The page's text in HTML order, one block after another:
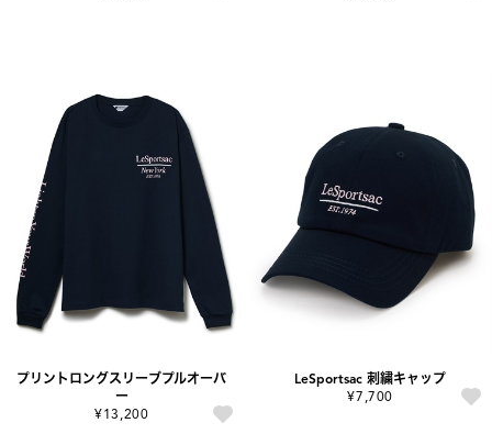
プリントロングスリーブプルオーバ
ー
¥13,200
LeSportsac 刺繍キャップ
¥7,700